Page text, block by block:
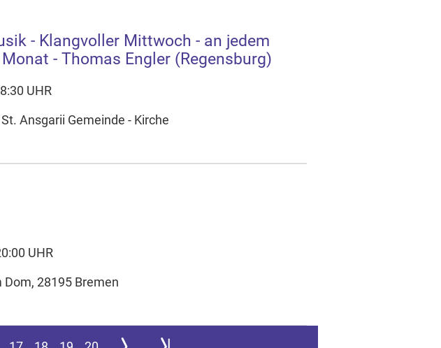
- Klangvoller Mittwoch - an jedem
- Thomas Engler (Regensburg)
UHR
Ansgarii Gemeinde - Kirche
UHR
28195 Bremen
Zur nächsten SeiteZur letzten Seite springen